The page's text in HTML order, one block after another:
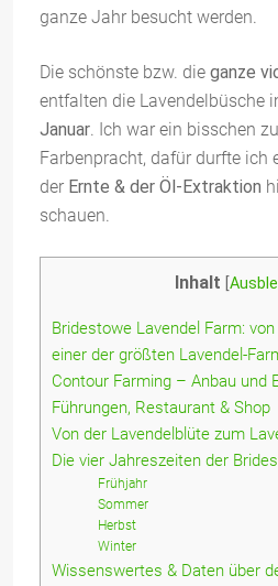
ganze Jahr besucht werden.
Die schönste bzw. die ganze
entfalten die Lavendelbüsche
Januar. Ich war ein bisschen
Farbenpracht, dafür durfte ich
der Ernte & der Öl-Extraktion
schauen.
Inhalt
Bridestowe Lavendel Farm:
einer der größten Lavendel-
Contour Farming – Anbau und
Führungen, Restaurant & Shop
Von der Lavendelblüte zum
Die vier Jahreszeiten der
Frühjahr
Sommer
Herbst
Winter
Wissenswertes & Daten über